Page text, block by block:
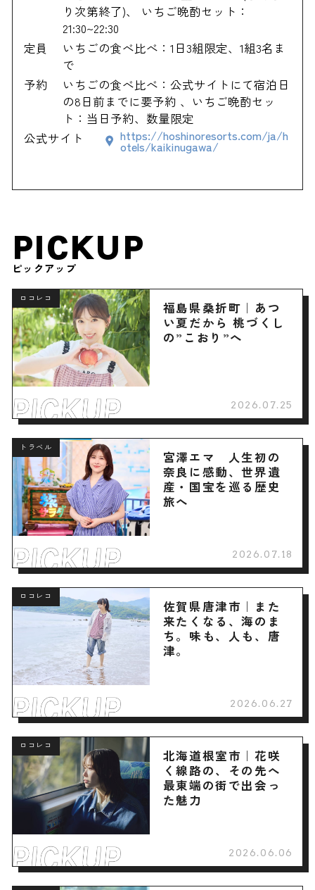
り次第終了)、 いちご晩酌セット：
21:30~22:30
定員
いちごの食べ比べ：1日3組限定、1組3名ま
で
予約
いちごの食べ比べ：公式サイトにて宿泊日
の8日前までに要予約 、いちご晩酌セッ
ト：当日予約、数量限定
公式サイト
https://hoshinoresorts.com/ja/h
otels/kaikinugawa/
PICKUP
ピックアップ
ロコレコ
福島県桑折町｜あつ
い夏だから 桃づくし
の”こおり”へ
2026.07.25
トラベル
宮澤エマ 人生初の
奈良に感動、世界遺
産・国宝を巡る歴史
旅へ
2026.07.18
ロコレコ
佐賀県唐津市｜また
来たくなる、海のま
ち。味も、人も、唐
津。
2026.06.27
ロコレコ
北海道根室市｜花咲
く線路の、その先へ
最東端の街で出会っ
た魅力
2026.06.06